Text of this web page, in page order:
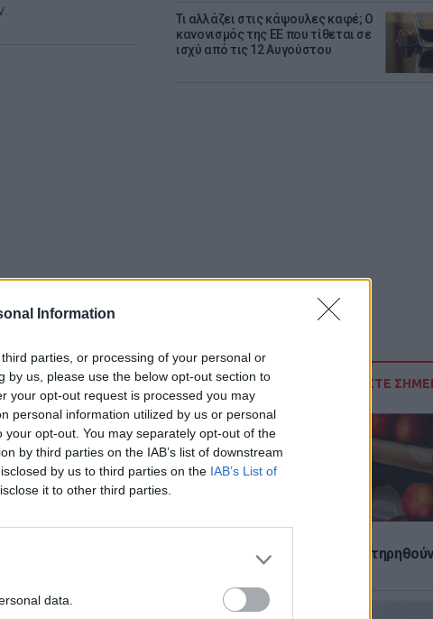
Information
parties, or processing of your personal or
by us, please use the below opt-out section to
your opt-out request is processed you may
personal information utilized by us or personal
opt-out. You may separately opt-out of the
by third parties on the IAB’s list of downstream
by us to third parties on the IAB’s List of
it to other third parties.
data.
Τι αλλάζει στις κάψουλες καφέ; Ο
κανονισμός της ΕΕ που τίθεται σε
ισχύ από τις 12 Αυγούστου
ΔΙΑΒΑΣΤΕ
6 φρούτα που μπορουν να
που
μέρος του
των
τον Ήλιο.
ο Σέρβος